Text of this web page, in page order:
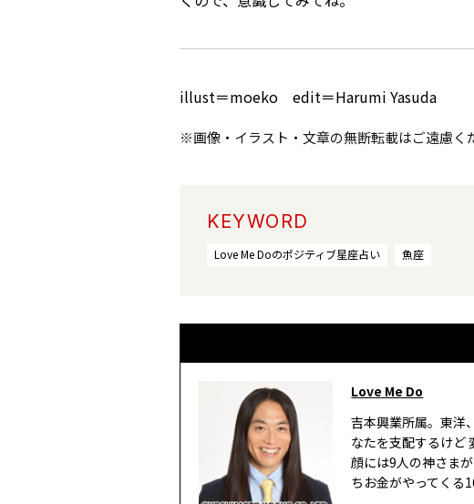
illust＝moeko edit＝Harumi Yasuda
※画像・イラスト・文章の無断転載はご遠慮く
KEYWORD
Love Me Doのポジティブ星座占い 魚座
Love Me Do
吉本興業所属。東洋
なたを支配するけど
顔には9人の神さま
ちお金がやってくる